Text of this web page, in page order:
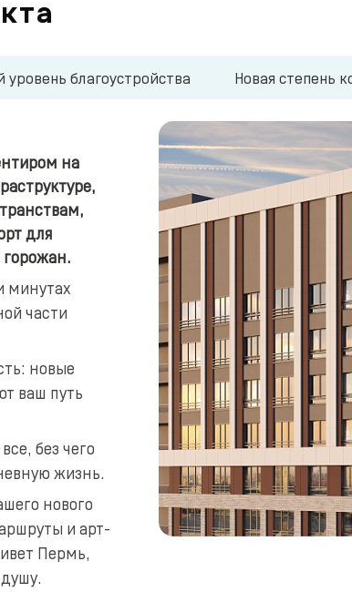
уровень благоустройства Новая степень
на
для
горожан.
минутах
части
новые
ваш путь
без чего
жизнь.
нового
и арт-
Пермь,